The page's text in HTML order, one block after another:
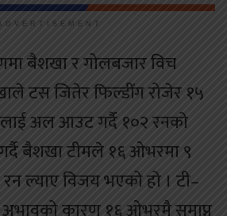
बैशखा र गोलबजार विच
टस जितेर फिल्डींग रोजेर १५
अल आउट गर्दै १०२ रनको
बैशखा टीमले १६ ओभरमा ९
ल्याए विजय भएको हो । टी–